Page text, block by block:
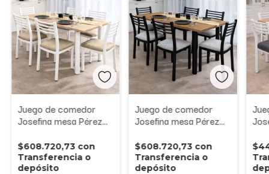
Juego de comedor
Josefina mesa Pérez
mm + 6 sillas Josefina
$608.720,73 con
Transferencia o
depósito
Juego de comedor
Josefina mesa Pérez
mm + 6 sillas Josefina
$608.720,73 con
Transferencia o
depósito